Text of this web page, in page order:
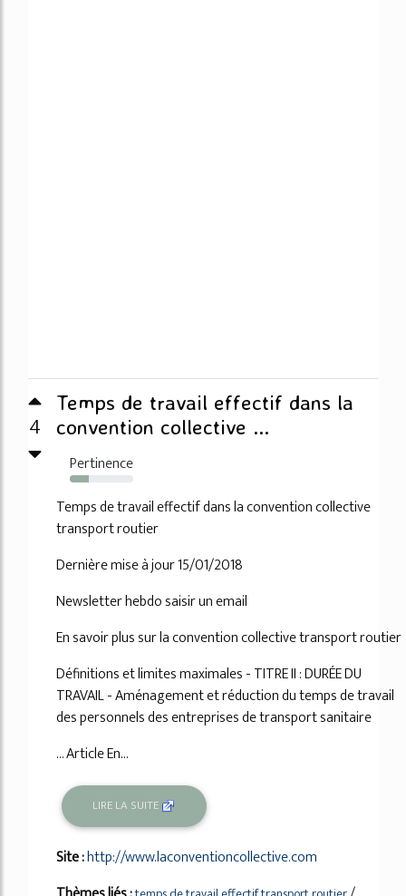
4
Temps de travail effectif dans la
convention collective ...
Pertinence
30%
Temps de travail effectif dans la convention collective
transport routier
Dernière mise à jour 15/01/2018
Newsletter hebdo saisir un email
En savoir plus sur la convention collective transport routier
Définitions et limites maximales - TITRE II : DURÉE DU
TRAVAIL - Aménagement et réduction du temps de travail
des personnels des entreprises de transport sanitaire
... Article En...
LIRE LA SUITE
Site :http://www.laconventioncollective.com